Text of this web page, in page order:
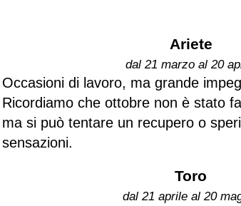
Ariete
dal 21 marzo al 20
Occasioni di lavoro, ma grande
Ricordiamo che ottobre non è stato
ma si può tentare un recupero o
sensazioni.
Toro
dal 21 aprile al 20